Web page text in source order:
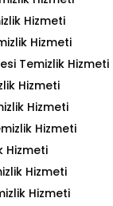
Hizmeti
Hizmeti
Temizlik Hizmeti
Hizmeti
Hizmeti
Hizmeti
Hizmeti
Hizmeti
Hizmeti